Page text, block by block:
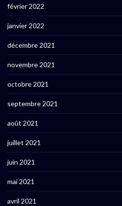
février 2022
janvier 2022
décembre 2021
novembre 2021
octobre 2021
septembre 2021
août 2021
juillet 2021
juin 2021
mai 2021
avril 2021